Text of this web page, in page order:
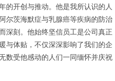
的开创与推动。他是我所认识的人
尔茨海默症与乳腺癌等疾病的防治
深刻。他始终坚信员工是公司真正
与体贴，不仅深深影响了我们的企
数受他感动的人们一同缅怀并庆祝